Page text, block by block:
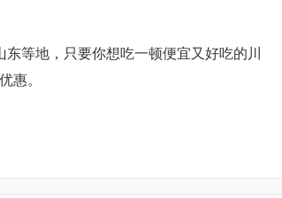
等地，只要你想吃一顿便宜又好吃的川
惠。